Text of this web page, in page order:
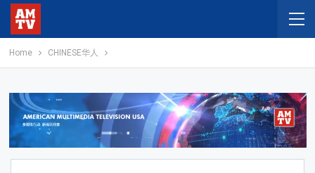
Home CHINESE华人